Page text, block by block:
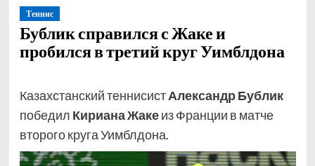
Теннис
Бублик справился с Жаке и
пробился в третий круг Уимблдона
Казахстанский теннисистАлександр Бублик
победил Кириана Жакеиз Франции в матче
второго круга Уимблдона.